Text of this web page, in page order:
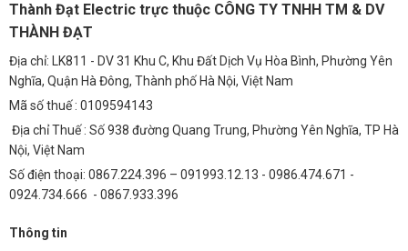
mua sắm và làm việc thoải mái và chuyên nghiệp.
Nguồn Meanwell HRPG-600-15 là lựa chọn lý tưởng cho các dự án
chiếu sáng đô thị và đường liên thôn. Với khả năng hoạt động ổn định
giảm thiểu chi phí bảo trì và thay thế.
Chiếu Sáng Bãi Xe
Nguồn được sử dụng để cấp nguồn cho đèn LED bãi xe, đảm bảo ánh
thông.
Thành Đạt Electric trực thuộc CÔNG TY TNHH TM & DV
THÀNH ĐẠT
Địa chỉ: LK811 - DV 31 Khu C, Khu Đất Dịch Vụ Hòa Bình, Phường Yên
Nghĩa, Quận Hà Đông, Thành phố Hà Nội, Việt Nam
Mã số thuế : 0109594143
Địa chỉ Thuế : Số 938 đường Quang Trung, Phường Yên Nghĩa, TP Hà
Nội, Việt Nam
Số điện thoại: 0867.224.396 – 091993.12.13 - 0986.474.671 -
0924.734.666 - 0867.933.396
Thông tin